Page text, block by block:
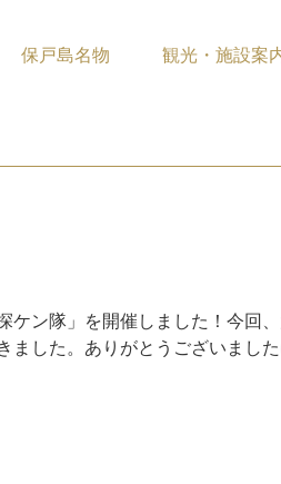
保戸島名物 観光・施設案
ます。
ケン隊」を開催しました！今回
ました。ありがとうございまし